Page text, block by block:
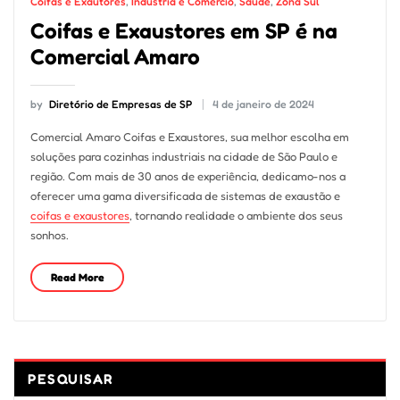
Coifas e Exaustores em SP é na
Comercial Amaro
by Diretório de Empresas de SP 4 de janeiro de 2024
Comercial Amaro Coifas e Exaustores, sua melhor escolha em
soluções para cozinhas industriais na cidade de São Paulo e
região. Com mais de 30 anos de experiência, dedicamo-nos a
oferecer uma gama diversificada de sistemas de exaustão e
coifas e exaustores, tornando realidade o ambiente dos seus
sonhos.
Read More
PESQUISAR